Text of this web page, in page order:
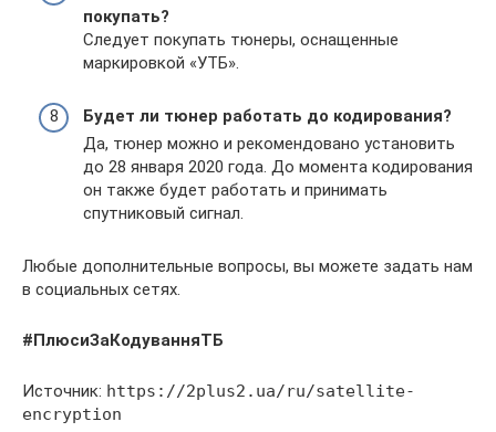
покупать?
Следует покупать тюнеры, оснащенные
маркировкой «УТБ».
Будет ли тюнер работать до кодирования?
Да, тюнер можно и рекомендовано установить
до 28 января 2020 года. До момента кодирования
он также будет работать и принимать
спутниковый сигнал.
Любые дополнительные вопросы, вы можете задать нам
в социальных сетях.
#ПлюсиЗаКодуванняТБ
Источник: https://2plus2.ua/ru/satellite-
encryption